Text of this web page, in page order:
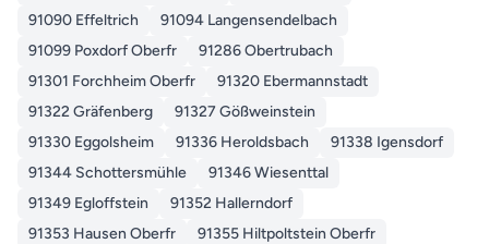
91090 Effeltrich
91094 Langensendelbach
91099 Poxdorf Oberfr
91286 Obertrubach
91301 Forchheim Oberfr
91320 Ebermannstadt
91322 Gräfenberg
91327 Gößweinstein
91330 Eggolsheim
91336 Heroldsbach
91338 Igensdorf
91344 Schottersmühle
91346 Wiesenttal
91349 Egloffstein
91352 Hallerndorf
91353 Hausen Oberfr
91355 Hiltpoltstein Oberfr